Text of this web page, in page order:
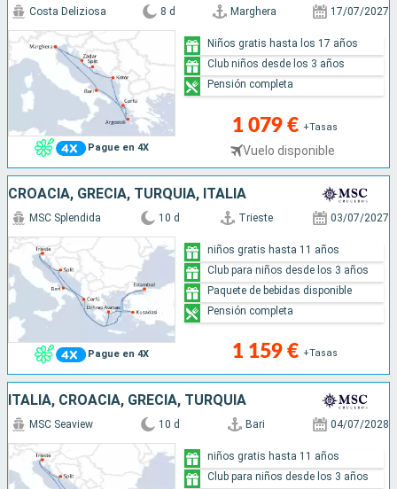
Pague en 4X
Costa Deliziosa 8 d Marghera 17/07/2027
1 079 € +Tasas
Vuelo disponible
Niños gratis hasta los 17 años
Club niños desde los 3 años
Pensión completa
CROACIA, GRECIA, TURQUÍA, ITALIA
Pague en 4X
MSC Splendida 10 d Trieste 03/07/2027
1 159 € +Tasas
niños gratis hasta 11 años
Club para niños desde los 3 años
Paquete de bebidas disponible
Pensión completa
ITALIA, CROACIA, GRECIA, TURQUÍA
MSC Seaview 10 d Bari 04/07/2028
niños gratis hasta 11 años
Club para niños desde los 3 años